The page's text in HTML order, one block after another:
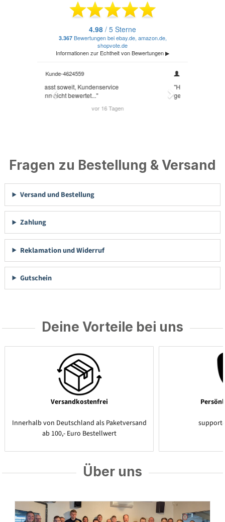
Fragen zu Bestellung & Versand
Versand und Bestellung
Zahlung
Reklamation und Widerruf
Gutschein
Deine Vorteile bei uns
Versandkostenfrei
Innerhalb von Deutschland als Paketversand
ab 100,- Euro Bestellwert
Über uns